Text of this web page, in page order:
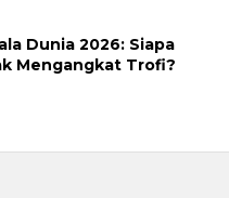
Dunia 2026: Siapa
Mengangkat Trofi?